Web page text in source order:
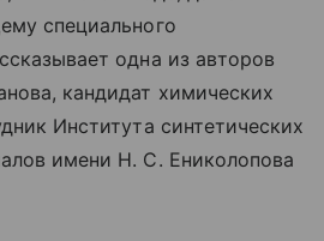
специального
одна из авторов
кандидат химических
Института синтетических
имени Н. С. Ениколопова